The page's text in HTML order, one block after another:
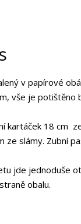
v papírové
vše je potištěno
kartáček 18 cm
slámy. Zubní
jde jednoduše
obalu.